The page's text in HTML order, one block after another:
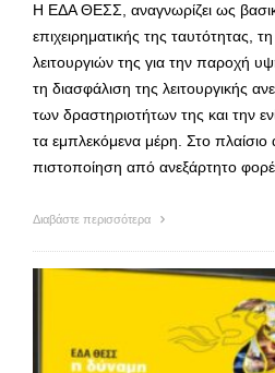
Η ΕΔΑ ΘΕΣΣ, αναγνωρίζει ως
επιχειρηματικής της ταυτότητας,
λειτουργιών της για την παροχή
τη διασφάλιση της λειτουργικής
των δραστηριοτήτων της και την
τα εμπλεκόμενα μέρη. Στο πλαίσιο
πιστοποίηση από ανεξάρτητο
Διαβάστε περισσότερα